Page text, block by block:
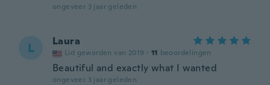
ongeveer 3 jaar geleden
L Laura
Lid geworden van 2019 · 11 beoordelingen
Beautiful and exactly what I wanted
ongeveer 3 jaar geleden